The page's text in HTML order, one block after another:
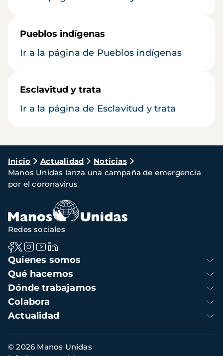
Pueblos indígenas
Ir a la página de Pueblos indígenas
Esclavitud y trata
Ir a la página de Esclavitud y trata
Ruta
de
navegación
Inicio Actualidad
Noticias
Manos Unidas lanza una campaña de emergencia
por el coronavirus
Navegación
principal
Quienes somos
Qué hacemos
Dónde trabajamos
Colabora
Actualidad
Redes sociales
Información
© 2026 Manos Unidas